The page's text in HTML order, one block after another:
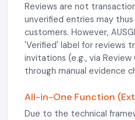
Reviews are not
unverified entries may
customers. However,
'Verified' label for reviews
invitations (e.g., via
through manual evidence
All-in-One Function
Due to the technical